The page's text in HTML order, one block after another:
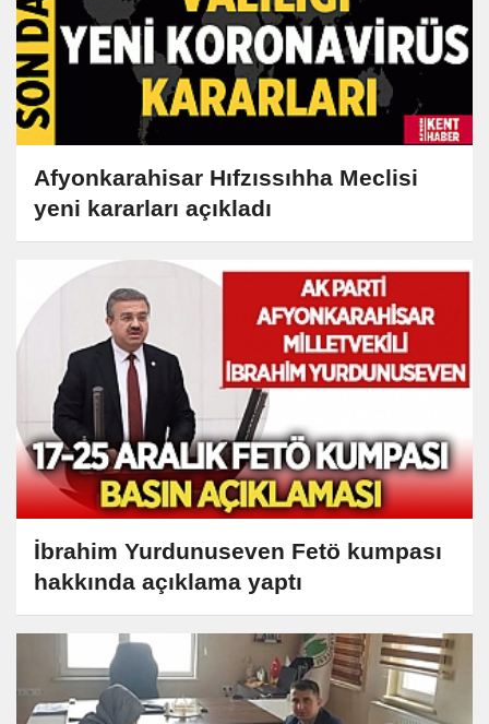
Afyonkarahisar Hıfzıssıhha Meclisi
yeni kararları açıkladı
İbrahim Yurdunuseven Fetö kumpası
hakkında açıklama yaptı